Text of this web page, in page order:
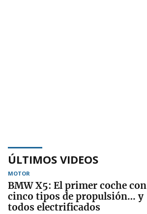
ÚLTIMOS VIDEOS
MOTOR
BMW X5: El primer coche con
cinco tipos de propulsión… y
todos electrificados